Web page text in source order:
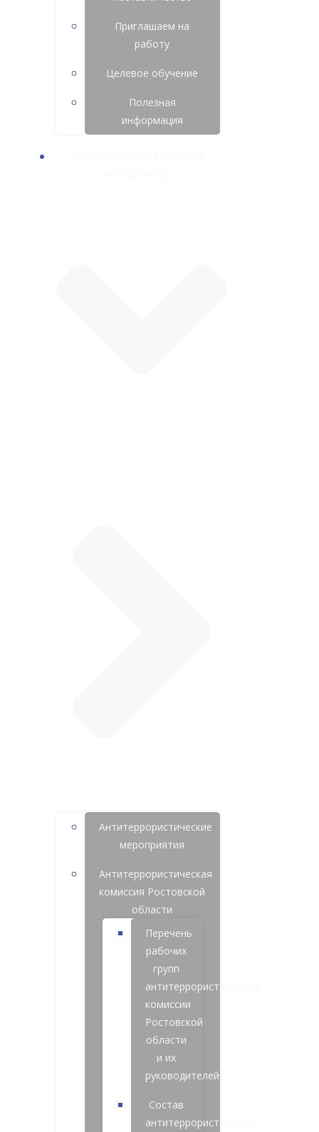
Приглашаем на
работу
Целевое обучение
Полезная
информация
Антитеррористические
мероприятия
Антитеррористическая
комиссия Ростовской
области
Перечень
рабочих
групп
антитеррористической
комиссии
Ростовской
области
и их
руководителей
Состав
антитеррористической